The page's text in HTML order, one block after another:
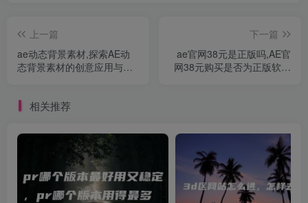
上一篇
ae动态背景素材,探索AE动
态背景素材的创意应用与设
下一篇
ae官网38元是正版吗,AE官
网38元购买是否为正版软件
相关推荐